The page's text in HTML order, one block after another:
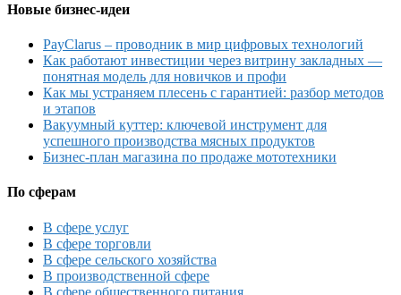
Новые бизнес-идеи
PayClarus – проводник в мир цифровых технологий
Как работают инвестиции через витрину закладных —
понятная модель для новичков и профи
Как мы устраняем плесень с гарантией: разбор методов
и этапов
Вакуумный куттер: ключевой инструмент для
успешного производства мясных продуктов
Бизнес-план магазина по продаже мототехники
По сферам
В сфере услуг
В сфере торговли
В сфере сельского хозяйства
В производственной сфере
В сфере общественного питания